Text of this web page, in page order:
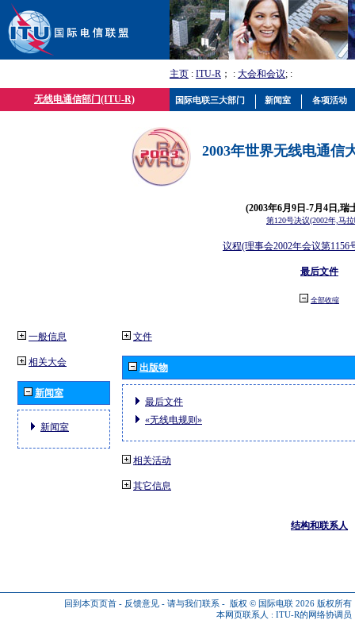
主页 : ITU-R ； : 大会和会议; :
无线电通信部门(ITU-R)
2003年世界无线电通信
(2003年6月9日-7月4日,瑞
第120号决议(2002年,马
议程(理事会2002年会议第1156
最后文件
全部收缩
一般信息
相关大会
新闻室
新闻室
文件
出版物
最后文件
«无线电规则»
相关活动
其它信息
结构和联系人
回到本页页首 - 反馈意见 - 请与我们联系 - 版权 © 国际电联 2026 版权所有
本网页联系人 : ITU-R的网络协调员
国际电联三大部门 新闻室 各项活动